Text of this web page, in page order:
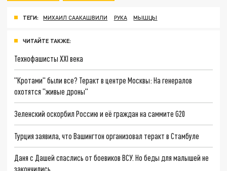
ТЕГИ: МИХАИЛ СААКАШВИЛИ РУКА МЫШЦЫ
ЧИТАЙТЕ ТАКЖЕ:
Технофашисты XXI века
"Кротами" были все? Теракт в центре Москвы: На генералов
охотятся "живые дроны"
Зеленский оскорбил Россию и её граждан на саммите G20
Турция заявила, что Вашингтон организовал теракт в Стамбуле
Даня с Дашей спаслись от боевиков ВСУ. Но беды для малышей не
закончились